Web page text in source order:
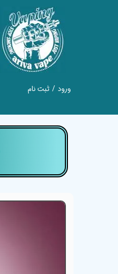
ورود / ثبت نام
تغییر گذر واژه
خروج از حساب
کاربری